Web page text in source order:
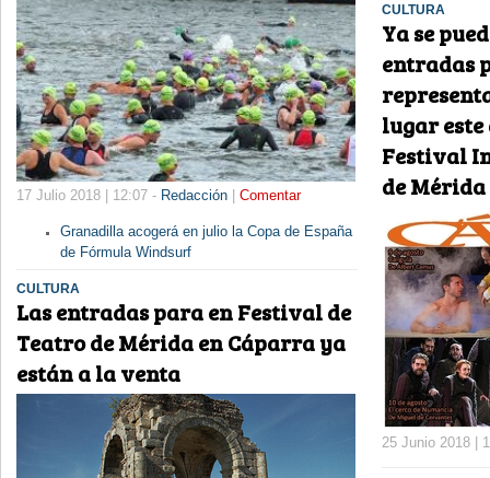
17 Julio 2018 | 12:07 - Redacción | Comentar
Granadilla acogerá en julio la Copa de España
de Fórmula Windsurf
CULTURA
Las entradas para en Festival de
Teatro de Mérida en Cáparra ya
están a la venta
CULTURA
Ya se
entradas
lugar este
Festival
de Mérida
25 Junio 2018 |